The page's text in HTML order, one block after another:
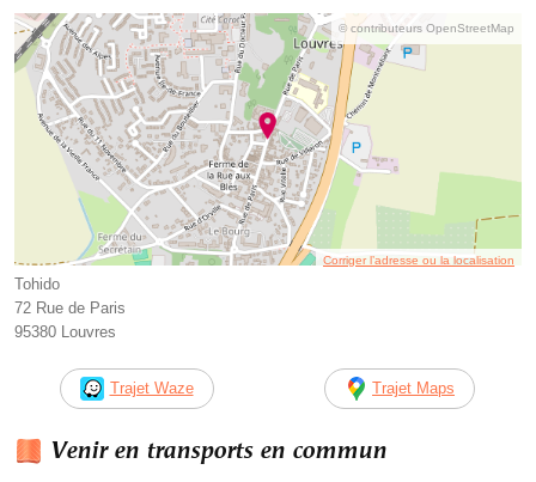
© contributeurs OpenStreetMap
Corriger l’adresse ou la localisation
Tohido
72 Rue de Paris
95380 Louvres
Trajet Waze Trajet Maps
Venir en transports en commun